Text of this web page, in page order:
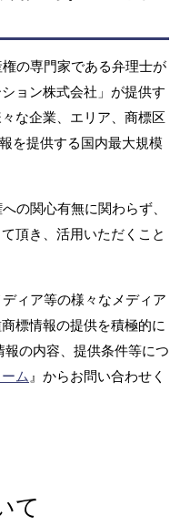
の専門家である弁理士が
ョン株式会社」が提供す
な企業、エリア、商標区
を提供する国内最大規模
の関心有無に関わらず、
頂き、活用いただくこと
ィア等の様々なメディア
標情報の提供を積極的に
の内容、提供条件等につ
ム 』からお問い合わせく
て